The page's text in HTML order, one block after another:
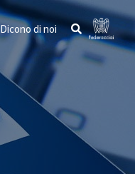
Dicono di noi